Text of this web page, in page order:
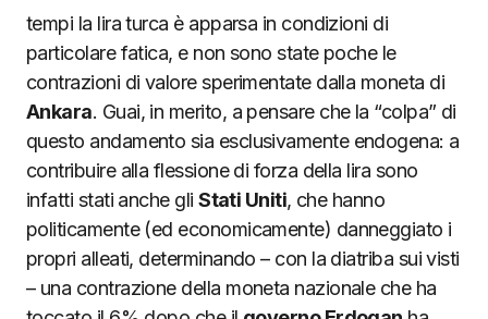
tempi la lira turca è apparsa in condizioni di
particolare fatica, e non sono state poche le
contrazioni di valore sperimentate dalla moneta di
Ankara. Guai, in merito, a pensare che la “colpa” di
questo andamento sia esclusivamente endogena: a
contribuire alla flessione di forza della lira sono
infatti stati anche gliStati Uniti, che hanno
politicamente (ed economicamente) danneggiato i
propri alleati, determinando – con la diatriba sui visti
– una contrazione della moneta nazionale che ha